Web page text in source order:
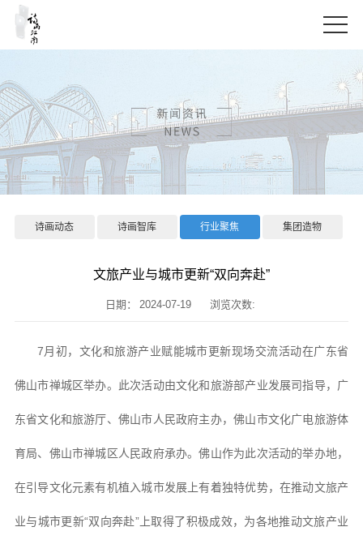
诗画动态 诗画智库 行业聚焦 集团造物
文旅产业与城市更新“双向奔赴”
日期： 2024-07-19 浏览次数:
7月初，文化和旅游产业赋能城市更新现场交流活动在广东省
佛山市禅城区举办。此次活动由文化和旅游部产业发展司指导，广
东省文化和旅游厅、佛山市人民政府主办，佛山市文化广电旅游体
育局、佛山市禅城区人民政府承办。佛山作为此次活动的举办地，
在引导文化元素有机植入城市发展上有着独特优势，在推动文旅产
业与城市更新“双向奔赴”上取得了积极成效，为各地推动文旅产业